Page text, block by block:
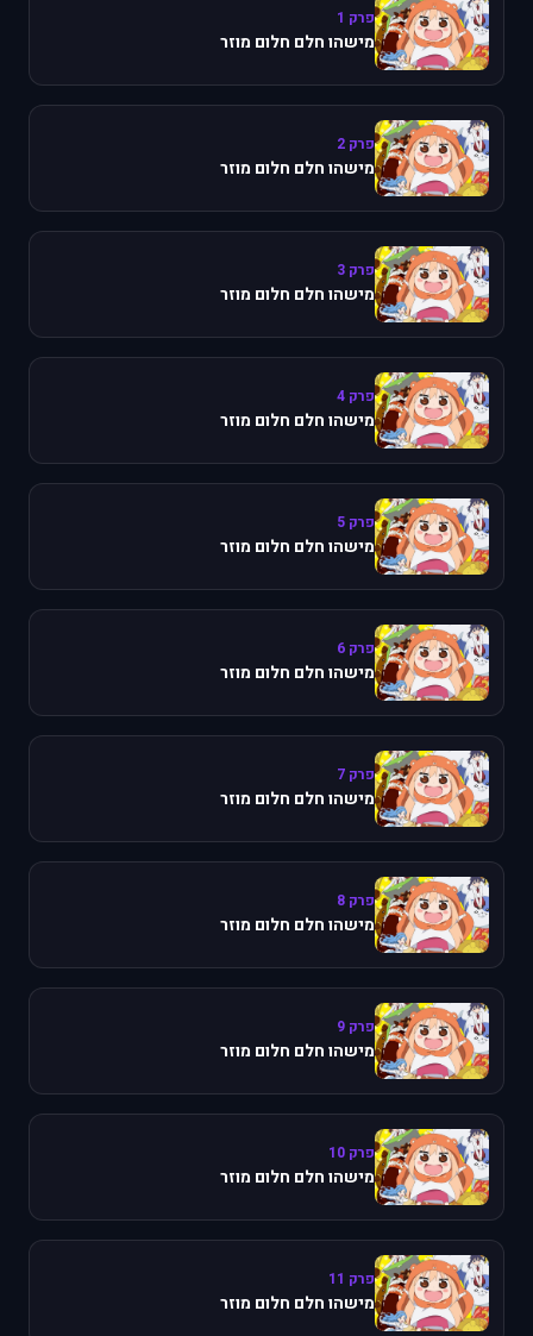
פרק 1
מישהו חלם חלום מוזר
פרק 2
מישהו חלם חלום מוזר
פרק 3
מישהו חלם חלום מוזר
פרק 4
מישהו חלם חלום מוזר
פרק 5
מישהו חלם חלום מוזר
פרק 6
מישהו חלם חלום מוזר
פרק 7
מישהו חלם חלום מוזר
פרק 8
מישהו חלם חלום מוזר
פרק 9
מישהו חלם חלום מוזר
פרק 10
מישהו חלם חלום מוזר
פרק 11
מישהו חלם חלום מוזר